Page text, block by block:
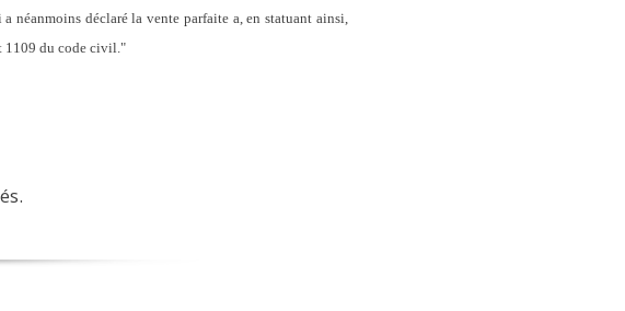
néanmoins déclaré la vente parfaite a, en statuant ainsi,
1109 du code civil."